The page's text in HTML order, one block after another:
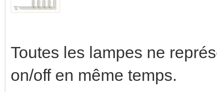
Toutes les lampes ne
on/off en même temps.